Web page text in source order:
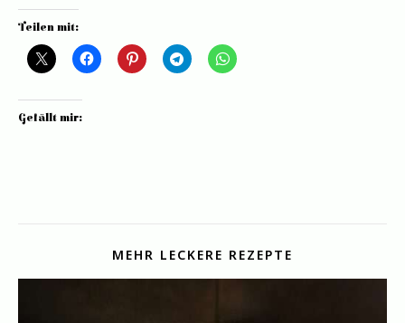
Teilen mit:
Gefällt mir:
MEHR LECKERE REZEPTE